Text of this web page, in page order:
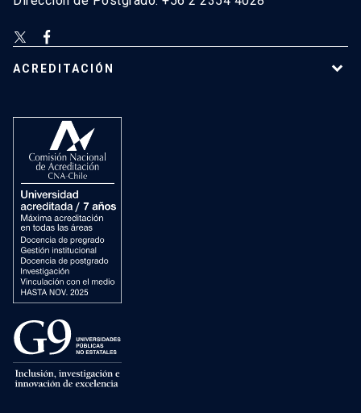
ACREDITACIÓN